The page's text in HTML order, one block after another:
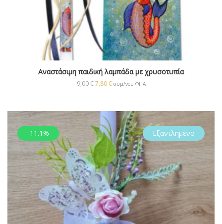
Αναστάσιμη παιδική λαμπάδα με χρυσοτυπία
9,00€ 7,80€ συμ/νου ΦΠΑ
-11.1% Εξαντλημένο